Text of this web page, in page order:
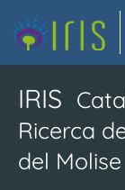
IRIS
Ricerca
del Molise